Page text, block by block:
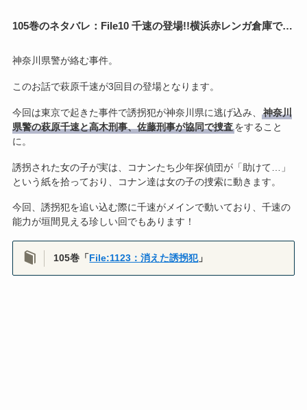
105巻のネタバレ：File10 千速の登場!!横浜赤レンガ倉庫で…
神奈川県警が絡む事件。
このお話で萩原千速が3回目の登場となります。
今回は東京で起きた事件で誘拐犯が神奈川県に逃げ込み、
神奈川
県警の萩原千速と高木刑事、佐藤刑事が協同で捜査をすること
に。
誘拐された女の子が実は、コナンたち少年探偵団が「助けて…」
という紙を拾っており、コナン達は女の子の捜索に動きます。
今回、誘拐犯を追い込む際に千速がメインで動いており、千速の
能力が垣間見える珍しい回でもあります！
105巻「File:1123：消えた誘拐犯」